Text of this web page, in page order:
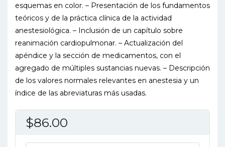
esquemas en color. – Presentación de los fundamentos
teóricos y de la práctica clínica de la actividad
anestesiológica. – Inclusión de un capítulo sobre
reanimación cardiopulmonar. – Actualización del
apéndice y la sección de medicamentos, con el
agregado de múltiples sustancias nuevas. – Descripción
de los valores normales relevantes en anestesia y un
índice de las abreviaturas más usadas.
$86.00